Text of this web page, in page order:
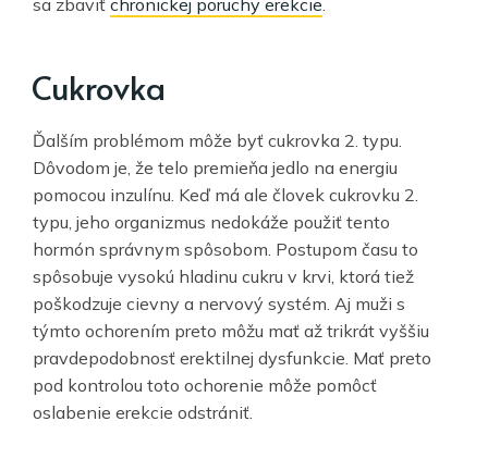
sa zbaviť chronickej poruchy erekcie.
Cukrovka
Ďalším problémom môže byť cukrovka 2. typu.
Dôvodom je, že telo premieňa jedlo na energiu
pomocou inzulínu. Keď má ale človek cukrovku 2.
typu, jeho organizmus nedokáže použiť tento
hormón správnym spôsobom. Postupom času to
spôsobuje vysokú hladinu cukru v krvi, ktorá tiež
poškodzuje cievny a nervový systém. Aj muži s
týmto ochorením preto môžu mať až trikrát vyššiu
pravdepodobnosť erektilnej dysfunkcie. Mať preto
pod kontrolou toto ochorenie môže pomôcť
oslabenie erekcie odstrániť.